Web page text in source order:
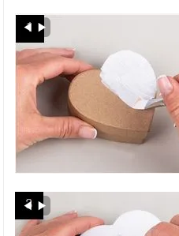
En støpeform, flere muligheter!
Påskegirlander
Vårens store nyhet!
Karsepottekaniner
Tovet påskehare
Klippeark fra Hobbykunst
Lag julepynt med barna
Snømann lykt